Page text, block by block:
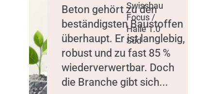
Beton gehört zu den
beständigsten Baustoffen
überhaupt. Er ist langlebig,
robust und zu fast 85 %
wiederverwertbar. Doch
die Branche gibt sich...
Swissbau
Focus /
Halle 1.0
Süd